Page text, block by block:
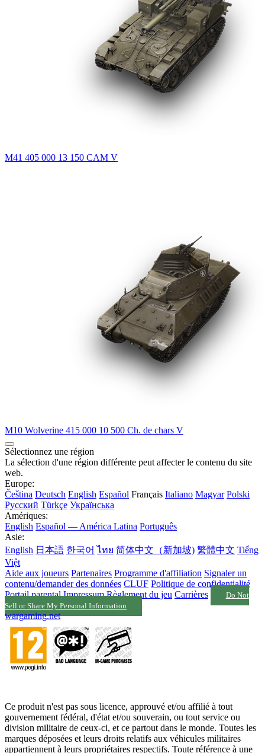
M41 405 000 13 150 CAM V
M10 Wolverine 415 000 10 500 Ch. de chars V
Sélectionnez une région
La sélection d'une région différente peut affecter le contenu du site
web.
Europe:
Čeština Deutsch English Español Français Italiano Magyar Polski
Русский Türkçe Українська
Amériques:
English Español — América Latina Português
Asie:
English 日本語 한국어 ไทย 简体中文（新加坡) 繁體中文 Tiếng
Việt
Aide aux joueurs Partenaires Programme d'affiliation Signaler un
contenu/demander des données CLUF Politique de confidentialité
Portail parental Impressum Règlement du jeu Carrières
Do Not
Sell or Share My Personal Information
wargaming.net
Ce produit n'est pas sous licence, approuvé et/ou affilié à tout
gouvernement fédéral, d'état et/ou souverain, ou tout service ou
division militaire de ceux-ci, et ce partout dans le monde. Toutes les
marques déposées et leurs droits relatifs aux véhicules militaires
appartiennent à leurs propriétaires respectifs. Toute référence à une